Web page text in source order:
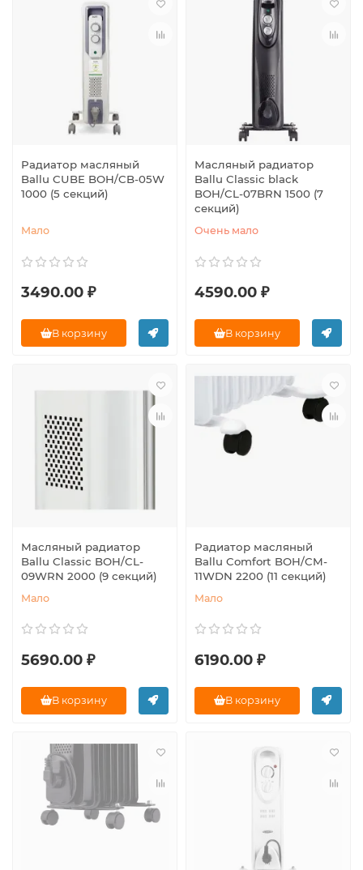
Радиатор масляный
Ballu CUBE BOH/CB-05W
1000 (5 секций)
Мало
3490.00 ₽
В корзину
Масляный радиатор
Ballu Classic black
BOH/CL-07BRN 1500 (7
секций)
Очень мало
4590.00 ₽
В корзину
Масляный радиатор
Ballu Classic BOH/CL-
09WRN 2000 (9 секций)
Мало
5690.00 ₽
В корзину
Радиатор масляный
Ballu Comfort BOH/CM-
11WDN 2200 (11 секций)
Мало
6190.00 ₽
В корзину